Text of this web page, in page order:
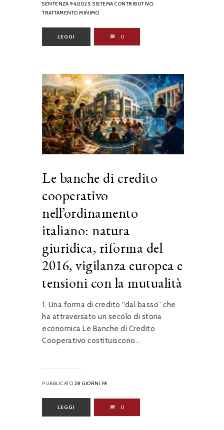
SENTENZA 94/2025, SISTEMA CONTRIBUTIVO,
TRATTAMENTO MINIMO
LEGGI 0
Le banche di credito
cooperativo
nell’ordinamento
italiano: natura
giuridica, riforma del
2016, vigilanza europea e
tensioni con la mutualità
1. Una forma di credito “dal basso” che
ha attraversato un secolo di storia
economica Le Banche di Credito
Cooperativo costituiscono...
PUBBLICATO 28 GIORNI FA
LEGGI 0